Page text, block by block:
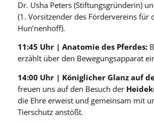
Dr. Usha Peters (Stiftungsgründerin)
(1. Vorsitzender des Fördervereins für
Hun’nenhoff).
11:45 Uhr | Anatomie des Pferdes:
erzählt über den Bewegungsapparat
14:00 Uhr | Königlicher Glanz auf
freuen uns auf den Besuch der
die Ehre erweist und gemeinsam mit
Tierschutz anstößt.